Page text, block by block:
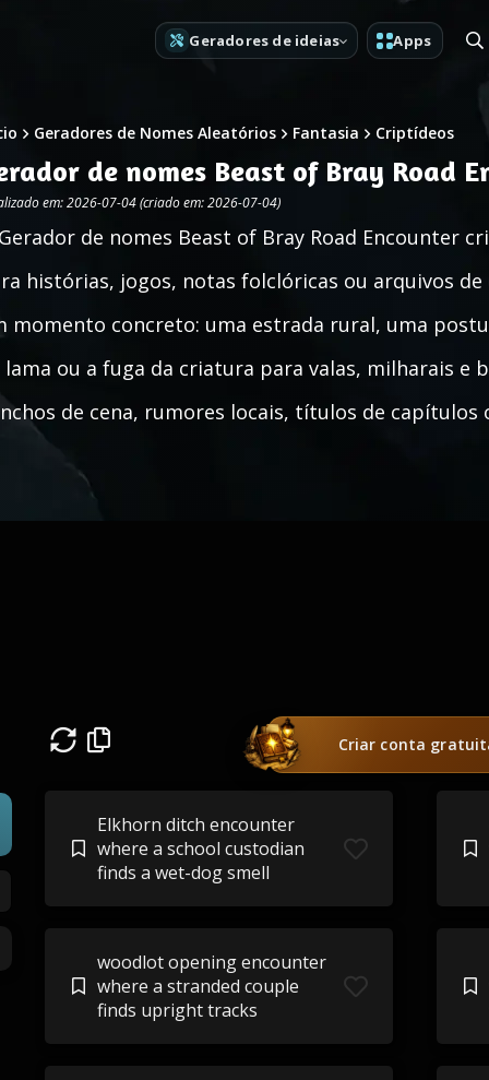
Geradores de ideias Apps
Geradores de Nomes Aleatórios Fantasia Criptídeos
de nomes Beast of Bray Road
em: 2026-07-04 (criado em: 2026-07-04)
de nomes Beast of Bray Road Encounter
histórias, jogos, notas folclóricas ou arquivos
momento concreto: uma estrada rural, uma
lama ou a fuga da criatura para valas, milharais e
de cena, rumores locais, títulos de capítulos
Criar conta
Elkhorn ditch encounter
where a school custodian
finds a wet-dog smell
woodlot opening encounter
where a stranded couple
finds upright tracks